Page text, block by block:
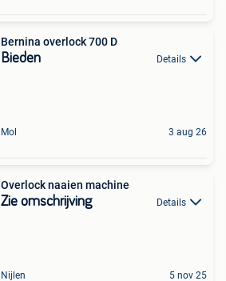
Bernina overlock 700 D
Bieden Details
Mol 3 aug 26
Overlock naaien machine
Zie omschrijving Details
Nijlen 5 nov 25